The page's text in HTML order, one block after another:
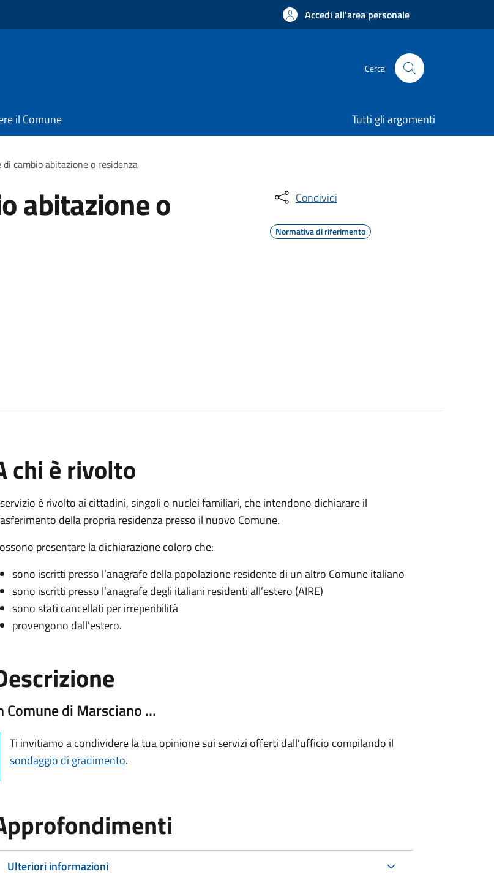
Accedi all'area personale
Cerca
il Comune Tutti gli argomenti
di cambio abitazione o residenza
abitazione o Condividi
Normativa di riferimento
chi è rivolto
è rivolto ai cittadini, singoli o nuclei familiari, che intendono dichiarare il
della propria residenza presso il nuovo Comune.
presentare la dichiarazione coloro che:
sono iscritti presso l’anagrafe della popolazione residente di un altro Comune italiano
sono iscritti presso l’anagrafe degli italiani residenti all’estero (AIRE)
sono stati cancellati per irreperibilità
provengono dall'estero.
Comune di Marsciano …
Ti invitiamo a condividere la tua opinione sui servizi offerti dall’ufficio compilando il
sondaggio di gradimento.
Ulteriori informazioni